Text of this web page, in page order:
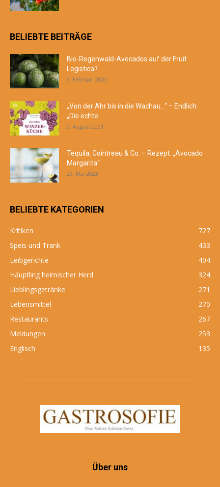
BELIEBTE BEITRÄGE
Bio-Regenwald-Avocados auf der Fruit
Logistica?
3. Februar 2025
„Von der Ahr bis in die Wachau…“ – Endlich:
„Die echte...
9. August 2021
Tequila, Cointreau & Co. – Rezept: „Avocado
Margarita“
29. Mai 2023
BELIEBTE KATEGORIEN
Kritiken
727
Speis und Trank
433
Leibgerichte
404
Häuptling heimischer Herd
324
Lieblingsgetränke
271
Lebensmittel
270
Restaurants
267
Meldungen
253
Englisch
135
Über uns